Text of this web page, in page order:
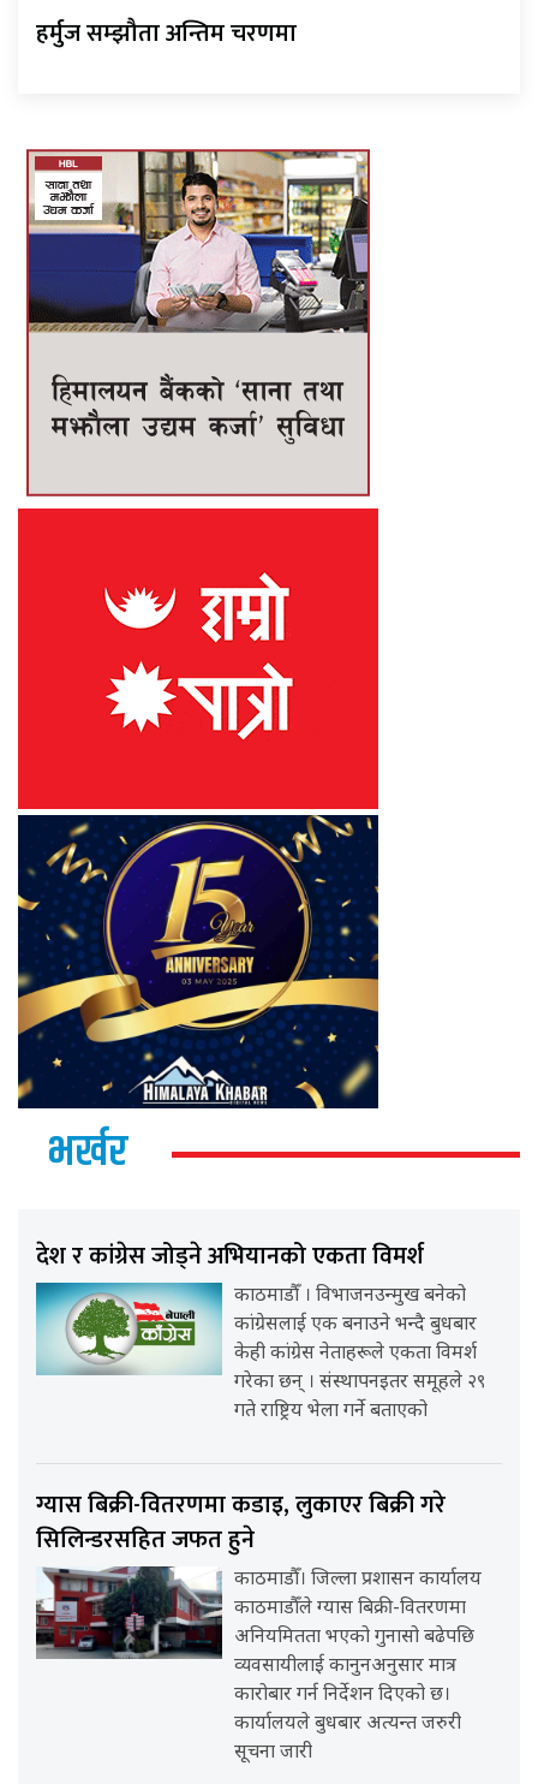
हर्मुज सम्झौता अन्तिम चरणमा
भर्खर
देश र कांग्रेस जोड्ने अभियानको एकता विमर्श
काठमाडौँ । विभाजनउन्मुख बनेको
कांग्रेसलाई एक बनाउने भन्दै बुधबार
केही कांग्रेस नेताहरूले एकता विमर्श
गरेका छन् । संस्थापनइतर समूहले २९
गते राष्ट्रिय भेला गर्ने बताएको
ग्यास बिक्री-वितरणमा कडाइ, लुकाएर बिक्री गरे
सिलिन्डरसहित जफत हुने
काठमाडौँ। जिल्ला प्रशासन कार्यालय
काठमाडौँले ग्यास बिक्री-वितरणमा
अनियमितता भएको गुनासो बढेपछि
व्यवसायीलाई कानुनअनुसार मात्र
कारोबार गर्न निर्देशन दिएको छ।
कार्यालयले बुधबार अत्यन्त जरुरी
सूचना जारी